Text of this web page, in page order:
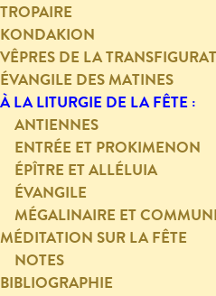
TROPAIRE
KONDAKION
VÊPRES DE LA
ÉVANGILE DES MATINES
À LA LITURGIE DE LA FÊTE :
ANTIENNES
ENTRÉE ET PROKIMENON
ÉPÎTRE ET ALLÉLUIA
ÉVANGILE
MÉGALINAIRE ET
MÉDITATION SUR LA FÊTE
NOTES
BIBLIOGRAPHIE